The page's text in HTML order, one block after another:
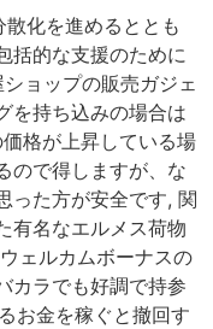
化を進めるととも
括的な支援のために
ョップの販売ガジェ
を持ち込みの場合は
格が上昇している場
ので得しますが、な
った方が安全です, 関
有名なエルメス荷物
ェルカムボーナスの
カラでも好調で持参
お金を稼ぐと撤回す